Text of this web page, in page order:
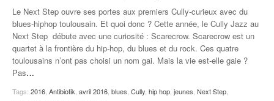
Le Next Step ouvre ses portes aux premiers Cully-curieux avec du
blues-hiphop toulousain. Et quoi donc ? Cette année, le Cully Jazz au
Next Step débute avec une curiosité : Scarecrow. Scarecrow est un
quartet à la frontière du hip-hop, du blues et du rock. Ces quatre
toulousains n’ont pas choisi un nom gai. Mais la vie est-elle gaie ?
Pas…
Tags: 2016 Antibiotik avril 2016 blues Cully hip hop jeunes Next Step